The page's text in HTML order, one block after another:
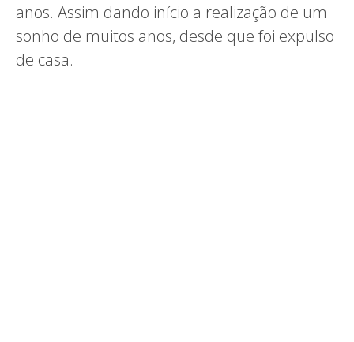
anos. Assim dando início a realização de um
sonho de muitos anos, desde que foi expulso
de casa.